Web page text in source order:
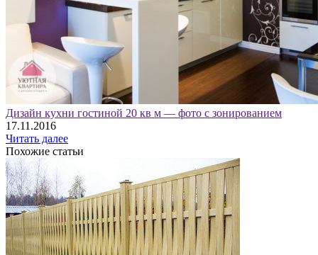
Дизайн кухни гостиной 20 кв м — фото с зонированием
17.11.2016
Читать далее
Похожие статьи